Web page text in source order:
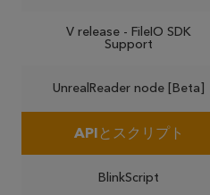
V release - FileIO SDK
Support
UnrealReader node [Beta]
APIとスクリプト
BlinkScript